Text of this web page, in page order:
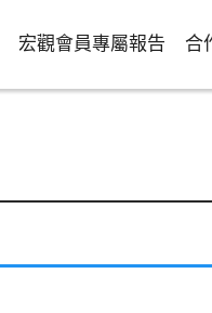
宏觀會員專屬報告 合